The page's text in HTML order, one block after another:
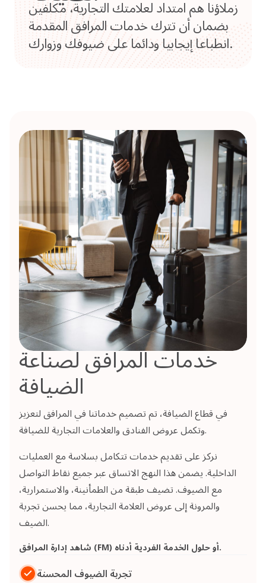
زملاؤنا هم امتداد لعلامتك التجارية، مكلفين
بضمان أن تترك خدمات المرافق المقدمة
انطباعا إيجابيا ودائما على ضيوفك وزوارك.
خدمات المرافق لصناعة
الضيافة
في قطاع الضيافة، تم تصميم خدماتنا في المرافق لتعزيز
وتكمل عروض الفنادق والعلامات التجارية للضيافة.
نركز على تقديم خدمات تتكامل بسلاسة مع العمليات
الداخلية. يضمن هذا النهج الاتساق عبر جميع نقاط التواصل
مع الضيوف. تضيف طبقة من الطمأنينة، والاستمرارية،
والمرونة إلى عروض العلامة التجارية، مما يحسن تجربة
الضيف.
شاهد إدارة المرافق (FM) أو حلول الخدمة الفردية أدناه.
تجربة الضيوف المحسنة